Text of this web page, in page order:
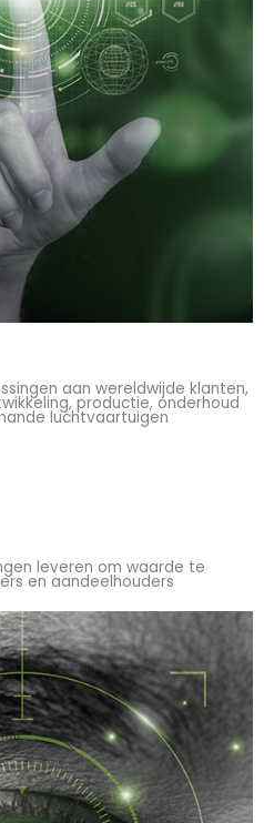
aan wereldwijde klanten,
productie, onderhoud
luchtvaartuigen
leveren om waarde te
en aandeelhouders